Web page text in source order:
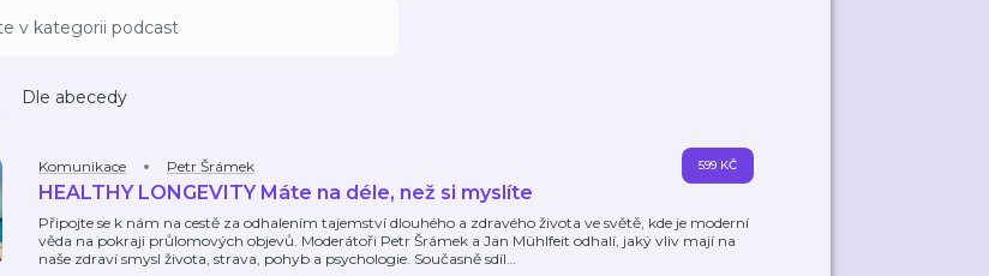
Dle abecedy
Komunikace Petr Šrámek
HEALTHY LONGEVITY Máte na déle, než si myslíte
Připojte se k nám na cestě za odhalením tajemství dlouhého a zdravého života ve světě, kde je moderní
věda na pokraji průlomových objevů. Moderátoři Petr Šrámek a Jan Mühlfeit odhalí, jaký vliv mají na
naše zdraví smysl života, strava, pohyb a psychologie. Současně sdíl…
599 KČ